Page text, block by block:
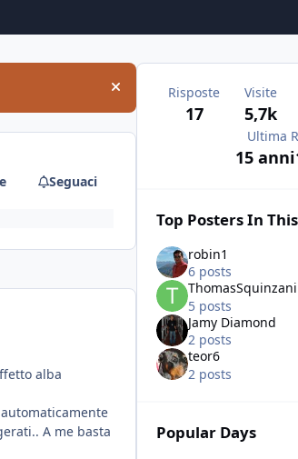
Hide announcement
Seguaci
alba
A me basta
Risposte
17
Visite
5,7k
Ultima
15 anni
Top Posters In
robin1
6 posts
ThomasSquinzani
5 posts
Jamy Diamond
2 posts
teor6
2 posts
Popular Days